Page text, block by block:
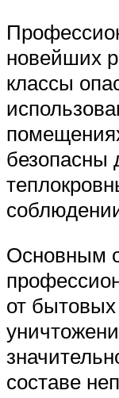
новейших
классы
безопасны
Основным
от
составе